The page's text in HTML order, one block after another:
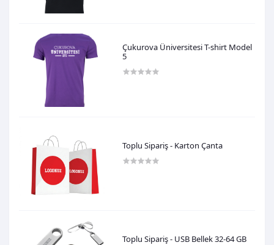
Çukurova Üniversitesi T-shirt Model
5
Toplu Sipariş - Karton Çanta
Toplu Sipariş - USB Bellek 32-64 GB